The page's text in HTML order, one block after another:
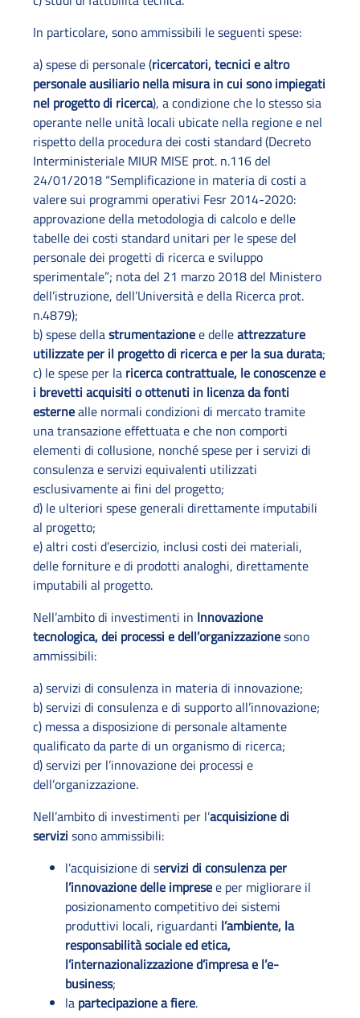
In particolare, sono ammissibili le seguenti spese:
a) spese di personale (ricercatori, tecnici e altro
personale ausiliario nella misura in cui sono impiegati
nel progetto di ricerca), a condizione che lo stesso sia
operante nelle unità locali ubicate nella regione e nel
rispetto della procedura dei costi standard (Decreto
Interministeriale MIUR MISE prot. n.116 del
24/01/2018 “Semplificazione in materia di costi a
valere sui programmi operativi Fesr 2014-2020:
approvazione della metodologia di calcolo e delle
tabelle dei costi standard unitari per le spese del
personale dei progetti di ricerca e sviluppo
sperimentale”; nota del 21 marzo 2018 del Ministero
dell’istruzione, dell’Università e della Ricerca prot.
n.4879);
b) spese dellastrumentazionee delleattrezzature
utilizzate per il progetto di ricerca e per la sua durata;
c) le spese per la ricerca contrattuale, le conoscenze e
i brevetti acquisiti o ottenuti in licenza da fonti
esternealle normali condizioni di mercato tramite
una transazione effettuata e che non comporti
elementi di collusione, nonché spese per i servizi di
consulenza e servizi equivalenti utilizzati
esclusivamente ai fini del progetto;
d) le ulteriori spese generali direttamente imputabili
al progetto;
e) altri costi d’esercizio, inclusi costi dei materiali,
delle forniture e di prodotti analoghi, direttamente
imputabili al progetto.
Nell’ambito di investimenti in Innovazione
tecnologica, dei processi e dell’organizzazionesono
ammissibili:
a) servizi di consulenza in materia di innovazione;
b) servizi di consulenza e di supporto all’innovazione;
c) messa a disposizione di personale altamente
qualificato da parte di un organismo di ricerca;
d) servizi per l’innovazione dei processi e
dell’organizzazione.
Nell’ambito di investimenti per l’acquisizione di
servizi sono ammissibili:
l’acquisizione di servizi di consulenza per
l’innovazione delle impresee per migliorare il
posizionamento competitivo dei sistemi
produttivi locali, riguardanti l’ambiente, la
responsabilità sociale ed etica,
l’internazionalizzazione d’impresa e l’e-
business;
la partecipazione a fiere.